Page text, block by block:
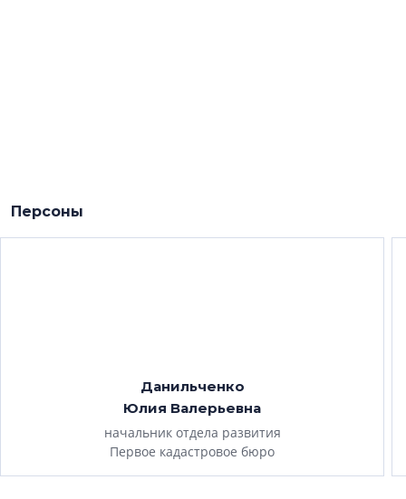
Персоны
Данильченко
Юлия Валерьевна
начальник отдела развития
Первое кадастровое бюро